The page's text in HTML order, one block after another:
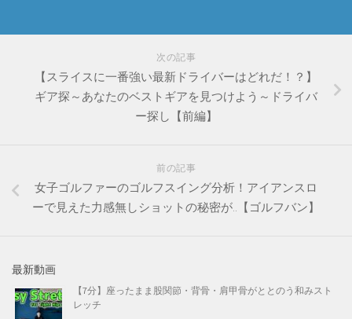
次の記事
【スライスに一番強い最新ドライバーはどれだ！？】
ギア探～あなたのベストギアを見つけよう～ドライバ
ー探し【前編】
前の記事
女子ゴルファーのゴルフスイング分析！アイアンスロ
ーで見えた力感無しショットの秘密が..【ゴルフバン】
最新動画
【7分】座ったまま股関節・背骨・肩甲骨がととのう和みスト
レッチ